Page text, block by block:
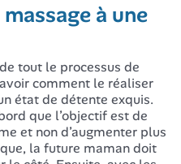
à une
tout le processus de
comment le réaliser
état de détente exquis.
que l’objectif est de
et non d’augmenter plus
la future maman doit